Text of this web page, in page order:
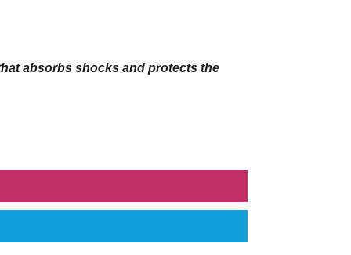
absorbs shocks and protects the